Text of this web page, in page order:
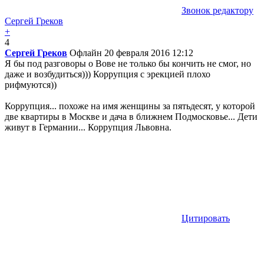
Звонок редактору
Сергей Греков
+
4
Сергей Греков Офлайн 20 февраля 2016 12:12
Я бы под разговоры о Вове не только бы кончить не смог, но
даже и возбудиться))) Коррупция с эрекцией плохо
рифмуются))
Коррупция... похоже на имя женщины за пятьдесят, у которой
две квартиры в Москве и дача в ближнем Подмосковье... Дети
живут в Германии... Коррупция Львовна.
Цитировать